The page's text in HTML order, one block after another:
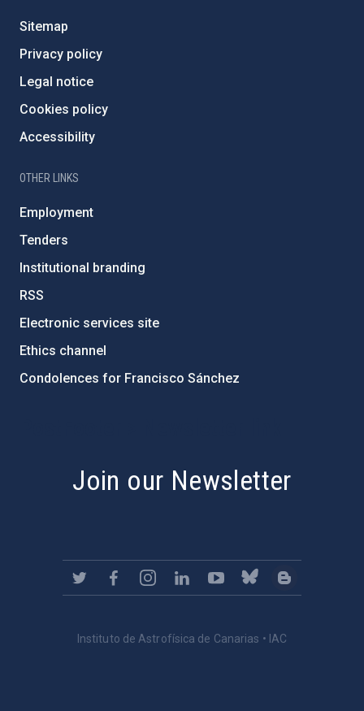
Sitemap
Privacy policy
Legal notice
Cookies policy
Accessibility
OTHER LINKS
Employment
Tenders
Institutional branding
RSS
Electronic services site
Ethics channel
Condolences for Francisco Sánchez
Join our Newsletter
Instituto de Astrofísica de Canarias • IAC